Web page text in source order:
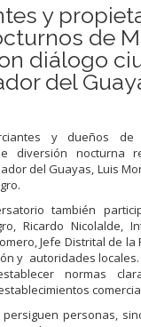
y
de
diálogo
del
y dueños de
diversión nocturna
del Guayas, Luis
también
Ricardo Nicolalde,
Jefe Distrital de la
y autoridades
normas
persiguen personas,